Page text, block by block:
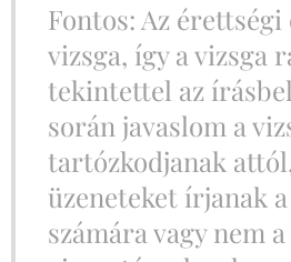
Fontos: Az érettségi
vizsga, így a vizsga
tekintettel az
során javaslom a
tartózkodjanak
üzeneteket írjanak
számára vagy nem